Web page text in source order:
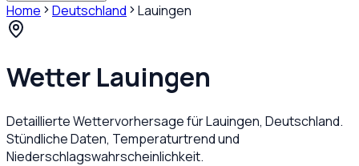
Home Deutschland Lauingen
Wetter Lauingen
Detaillierte Wettervorhersage fürLauingen, Deutschland.
Stündliche Daten, Temperaturtrend und
Niederschlagswahrscheinlichkeit.